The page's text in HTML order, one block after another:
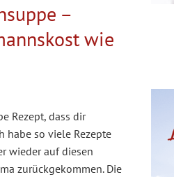
–
wie
Rezept, dass dir
habe so viele Rezepte
wieder auf diesen
zurückgekommen. Die